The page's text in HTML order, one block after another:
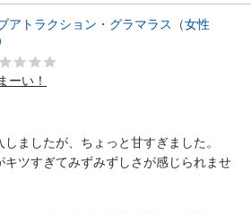
アトラクション・グラマラス（女性
ーい！
ましたが、ちょっと甘すぎました。
キツすぎてみずみずしさが感じられませ